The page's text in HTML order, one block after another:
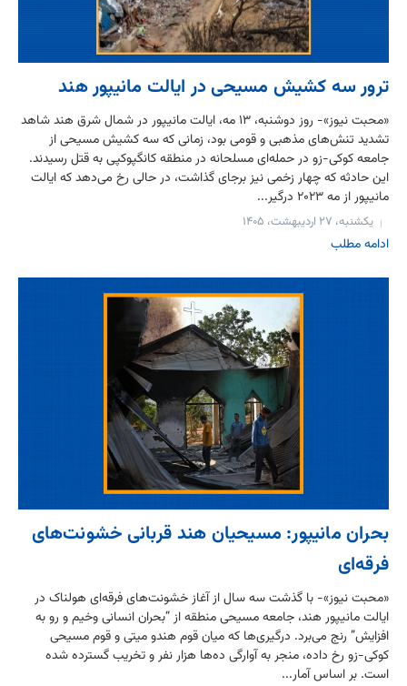
ترور سه کشیش مسیحی در ایالت مانیپور هند
«محبت نیوز»- روز دوشنبه، ۱۳ مه، ایالت مانیپور در شمال شرق هند شاهد
تشدید تنش‌های مذهبی و قومی بود، زمانی که سه کشیش مسیحی از
جامعه کوکی-زو در حمله‌ای مسلحانه در منطقه کانگپوکپی به قتل رسیدند.
این حادثه که چهار زخمی نیز برجای گذاشت، در حالی رخ می‌دهد که ایالت
مانیپور از مه ۲۰۲۳ درگیر...
یکشنبه، ۲۷ اردیبهشت، ۱۴۰۵
ادامه مطلب
بحران مانیپور: مسیحیان هند قربانی خشونت‌های
فرقه‌ای
«محبت نیوز»- با گذشت سه سال از آغاز خشونت‌های فرقه‌ای هولناک در
ایالت مانیپور هند، جامعه مسیحی منطقه از “بحران انسانی وخیم و رو به
افزایش” رنج می‌برد. درگیری‌ها که میان قوم هندو میتی و قوم مسیحی
کوکی-زو رخ داده، منجر به آوارگی ده‌ها هزار نفر و تخریب گسترده شده
است. بر اساس آمار...